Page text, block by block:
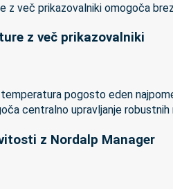
z več prikazovalniki
pogosto eden
z Nordalp Manager